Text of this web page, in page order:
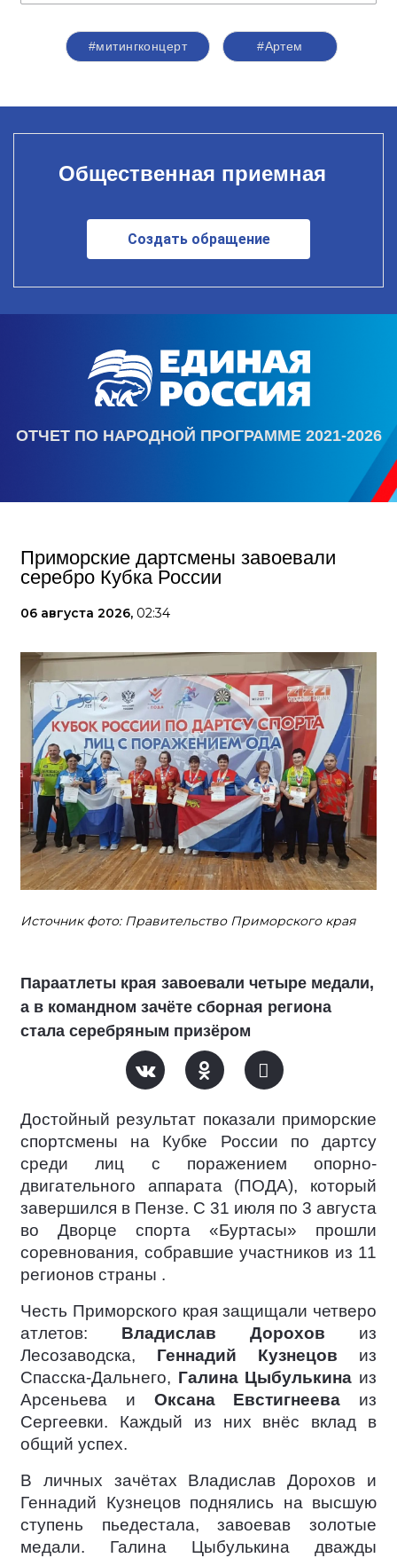
#митингконцерт #Артем
Общественная приемная
Создать обращение
ОТЧЕТ ПО НАРОДНОЙ ПРОГРАММЕ 2021-2026
Приморские дартсмены завоевали
серебро Кубка России
06 августа 2026, 02:34
Источник фото: Правительство Приморского края
Параатлеты края завоевали четыре медали,
а в командном зачёте сборная региона
стала серебряным призёром
Достойный результат показали приморские
спортсмены на Кубке России по дартсу
среди лиц с поражением опорно-
двигательного аппарата (ПОДА), который
завершился в Пензе. С 31 июля по 3 августа
во Дворце спорта «Буртасы» прошли
соревнования, собравшие участников из 11
регионов страны .
Честь Приморского края защищали четверо
атлетов: Владислав Дорохов из
Лесозаводска, Геннадий Кузнецов из
Спасска-Дальнего, Галина Цыбулькина из
Арсеньева и Оксана Евстигнеева из
Сергеевки. Каждый из них внёс вклад в
общий успех.
В личных зачётах Владислав Дорохов и
Геннадий Кузнецов поднялись на высшую
ступень пьедестала, завоевав золотые
медали. Галина Цыбулькина дважды